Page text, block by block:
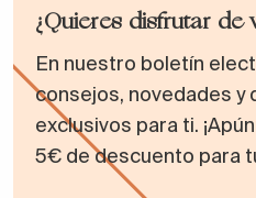
¿Quieres disfrutar de
En nuestro boletín
consejos, novedades y
exclusivos para ti.
5€ de descuento para